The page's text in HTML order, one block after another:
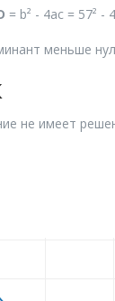
= b² - 4ac = 57² -
меньше
не имеет